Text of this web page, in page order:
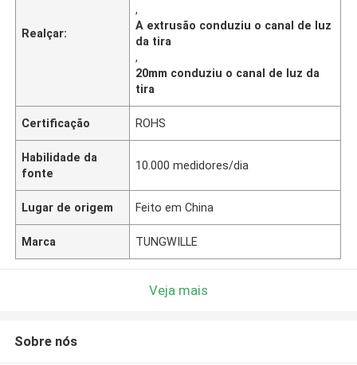
Realçar:
,
A extrusão conduziu o canal de luz
da tira
,
20mm conduziu o canal de luz da
tira
Certificação ROHS
Habilidade da
fonte
10.000 medidores/dia
Lugar de origem Feito em China
Marca TUNGWILLE
Veja mais
Sobre nós